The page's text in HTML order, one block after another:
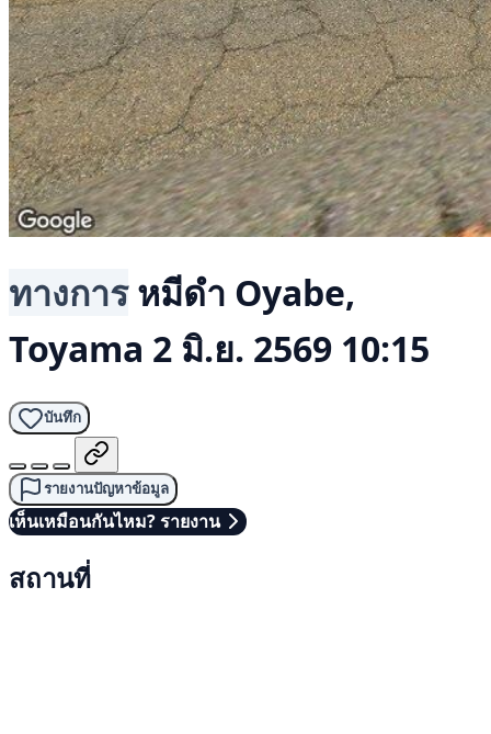
ทางการ หมีดำ Oyabe,
Toyama 2 มิ.ย. 2569 10:15
บันทึก
รายงานปัญหาข้อมูล
เห็นเหมือนกันไหม? รายงาน
สถานที่